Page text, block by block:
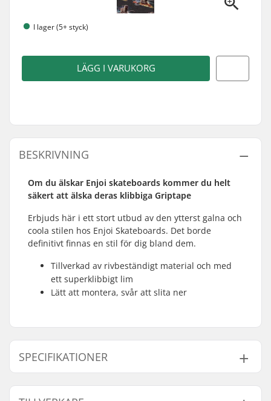
I lager (5+ styck)
LÄGG I VARUKORG
BESKRIVNING
Om du älskar Enjoi skateboards kommer du helt
säkert att älska deras klibbiga Griptape
Erbjuds här i ett stort utbud av den ytterst galna och
coola stilen hos Enjoi Skateboards. Det borde
definitivt finnas en stil för dig bland dem.
Tillverkad av rivbeständigt material och med
ett superklibbigt lim
Lätt att montera, svår att slita ner
SPECIFIKATIONER
Length:
83.8cm (33")